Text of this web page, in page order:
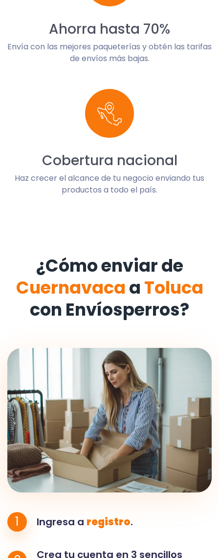
Ahorra hasta 70%
Envía con las mejores paqueterías y obtén las tarifas
de envíos más bajas.
Cobertura nacional
Haz crecer el alcance de tu negocio enviando tus
productos a todo el país.
¿Cómo enviar de
Cuernavaca a Toluca
con Envíosperros?
1 Ingresa a registro.
Crea tu cuenta en 3 sencillos